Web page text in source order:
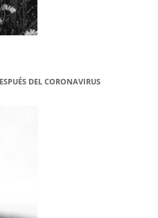
DEL CORONAVIRUS